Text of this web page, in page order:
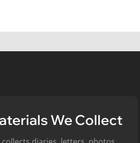
We Collect